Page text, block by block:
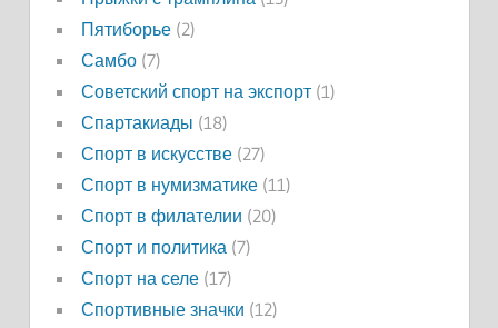
Пятиборье(2)
Самбо(7)
Советский спорт на экспорт(1)
Спартакиады (18)
Спорт в искусстве(27)
Спорт в нумизматике(11)
Спорт в филателии (20)
Спорт и политика(7)
Спорт на селе(17)
Спортивные значки (12)